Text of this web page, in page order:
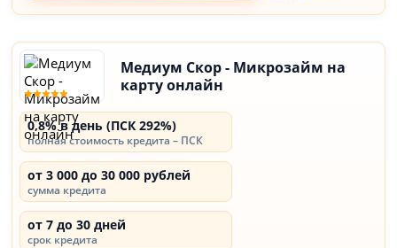
Медиум Скор - Микрозайм на
карту онлайн
0,8% в день (ПСК 292%)
полная стоимость кредита – ПСК
от 3 000 до 30 000 рублей
сумма кредита
от 7 до 30 дней
срок кредита